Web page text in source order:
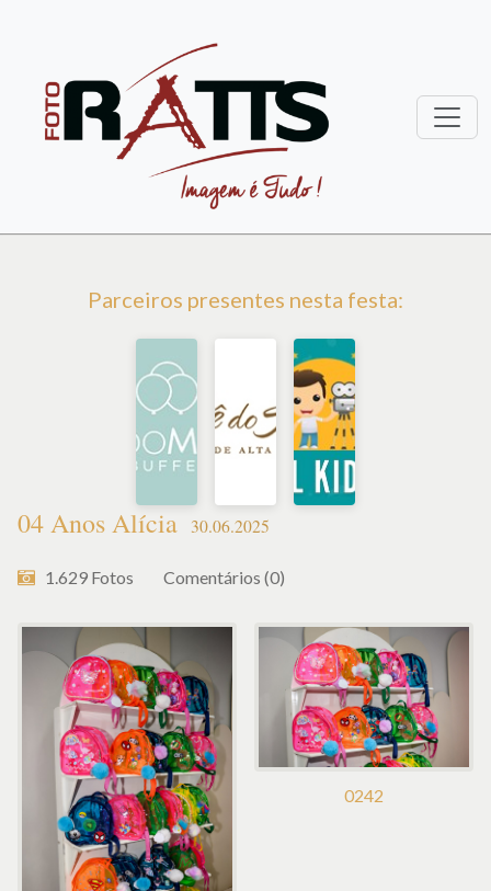
Parceiros presentes nesta festa:
04 Anos Alícia 30.06.2025
1.629Fotos Comentários (0)
0242